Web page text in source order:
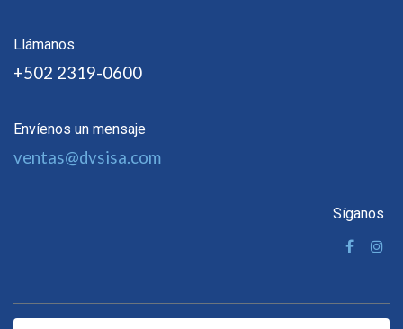
Llámanos
+502 2319-0600
Envíenos un mensaje
ventas@dvsisa.com
Síganos